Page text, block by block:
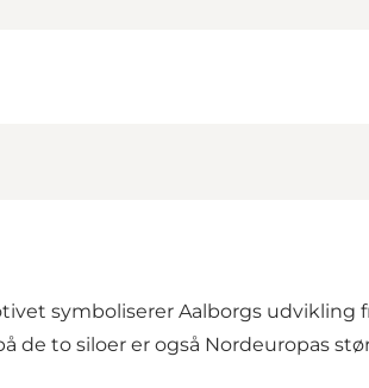
symboliserer Aalborgs
to siloer er også Nordeuropas